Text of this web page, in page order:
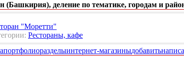
(Башкирия), деление по тематике, городам и
"Моретти"
Рестораны, кафе
портфолиоразделыинтернет-магазиныдобавить